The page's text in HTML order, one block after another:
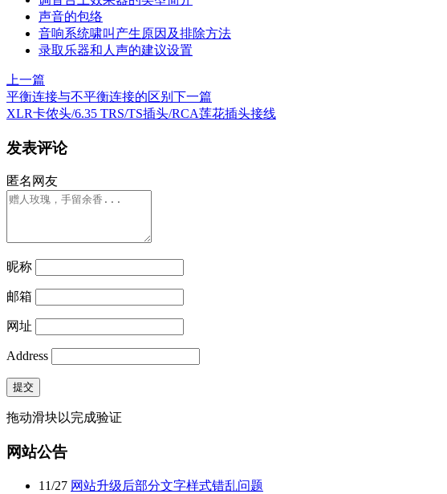
声音的包络
音响系统啸叫产生原因及排除方法
录取乐器和人声的建议设置
上一篇
平衡连接与不平衡连接的区别 下一篇
XLR卡侬头/6.35 TRS/TS插头/RCA莲花插头接线
发表评论
匿名网友
昵称
邮箱
网址
Address
提交
拖动滑块以完成验证
网站公告
11/27 网站升级后部分文字样式错乱问题